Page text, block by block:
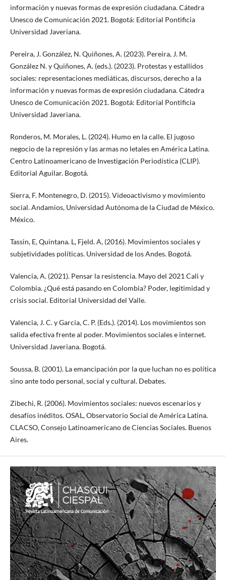
información y nuevas formas de expresión ciudadana. Cátedra
Unesco de Comunicación 2021. Bogotá: Editorial Pontificia
Universidad Javeriana.
Pereira, J. González, N. Quiñones, A. (2023). Pereira, J. M.
González N. y Quiñones, A. (eds.). (2023). Protestas y estallidos
sociales: representaciones mediáticas, discursos, derecho a la
información y nuevas formas de expresión ciudadana. Cátedra
Unesco de Comunicación 2021. Bogotá: Editorial Pontificia
Universidad Javeriana.
Ronderos, M. Morales, L. (2024). Humo en la calle. El jugoso
negocio de la represión y las armas no letales en América Latina.
Centro Latinoamericano de Investigación Periodística (CLIP).
Editorial Aguilar. Bogotá.
Sierra, F. Montenegro, D. (2015). Videoactivismo y movimiento
social. Andamios, Universidad Autónoma de la Ciudad de México.
México.
Tassin, E, Quintana. L, Fjeld. A, (2016). Movimientos sociales y
subjetividades políticas. Universidad de los Andes. Bogotá.
Valencia, A. (2021). Pensar la resistencia. Mayo del 2021 Cali y
Colombia. ¿Qué está pasando en Colombia? Poder, legitimidad y
crisis social. Editorial Universidad del Valle.
Valencia, J. C. y García, C. P. (Eds.). (2014). Los movimientos son
salida efectiva frente al poder. Movimientos sociales e internet.
Universidad Javeriana. Bogotá.
Soussa, B. (2001). La emancipación por la que luchan no es política
sino ante todo personal, social y cultural. Debates.
Zibechi, R. (2006). Movimientos sociales: nuevos escenarios y
desafíos inéditos. OSAL, Observatorio Social de América Latina.
CLACSO, Consejo Latinoamericano de Ciencias Sociales. Buenos
Aires.